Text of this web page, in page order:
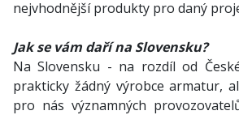
nejvhodnější produkty pro daný
Jak se vám daří na Slovensku?
Na Slovensku - na rozdíl od
prakticky žádný výrobce armatur,
pro nás významných